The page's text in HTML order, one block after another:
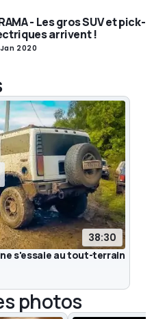
- Les gros SUV et pick-
arrivent !
2020
38:30
s'essaie au tout-terrain
photos